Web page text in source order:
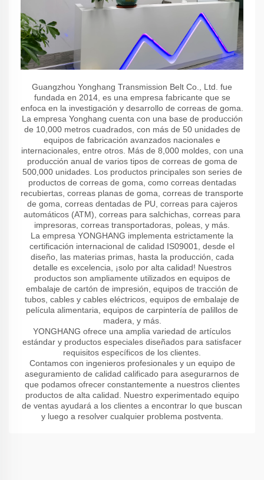
Guangzhou Yonghang Transmission Belt Co., Ltd. fue
fundada en 2014, es una empresa fabricante que se
enfoca en la investigación y desarrollo de correas de goma.
La empresa Yonghang cuenta con una base de producción
de 10,000 metros cuadrados, con más de 50 unidades de
equipos de fabricación avanzados nacionales e
internacionales, entre otros. Más de 8,000 moldes, con una
producción anual de varios tipos de correas de goma de
500,000 unidades. Los productos principales son series de
productos de correas de goma, como correas dentadas
recubiertas, correas planas de goma, correas de transporte
de goma, correas dentadas de PU, correas para cajeros
automáticos (ATM), correas para salchichas, correas para
impresoras, correas transportadoras, poleas, y más.
La empresa YONGHANG implementa estrictamente la
certificación internacional de calidad IS09001, desde el
diseño, las materias primas, hasta la producción, cada
detalle es excelencia, ¡solo por alta calidad! Nuestros
productos son ampliamente utilizados en equipos de
embalaje de cartón de impresión, equipos de tracción de
tubos, cables y cables eléctricos, equipos de embalaje de
película alimentaria, equipos de carpintería de palillos de
madera, y más.
YONGHANG ofrece una amplia variedad de artículos
estándar y productos especiales diseñados para satisfacer
requisitos específicos de los clientes.
Contamos con ingenieros profesionales y un equipo de
aseguramiento de calidad calificado para asegurarnos de
que podamos ofrecer constantemente a nuestros clientes
productos de alta calidad. Nuestro experimentado equipo
de ventas ayudará a los clientes a encontrar lo que buscan
y luego a resolver cualquier problema postventa.